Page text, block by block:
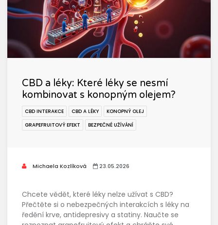
CBD a léky: Které léky se nesmí
kombinovat s konopným olejem?
CBD INTERAKCE CBD A LÉKY
KONOPNÝ OLEJ
GRAPEFRUITOVÝ EFEKT
BEZPEČNÉ UŽÍVÁNÍ
Michaela Kozlíková 23.05.2026
Chcete vědět, které léky nelze užívat s CBD?
Přečtěte si o nebezpečných interakcích s léky na
ředění krve, antidepresivy a statiny. Naučte se